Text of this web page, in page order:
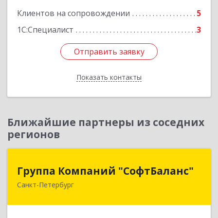
Клиентов на сопровождении
5
1С:Специалист
3
Отправить заявку
Показать контакты
Отправить заявку
Назад
Ближайшие партнеры из соседних
регионов
Группа Компаний "СофтБаланс"
Санкт-Петербург
Группа Компаний "СофтБаланс"
195112, Санкт-Петербург г, Заневский пр-кт,